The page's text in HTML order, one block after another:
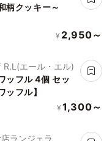
柄クッキー～
¥ 2,950～
R.L(エール・エル)
ッフル 4個 セッ
ッフル】
¥ 1,300～
ランジェラ